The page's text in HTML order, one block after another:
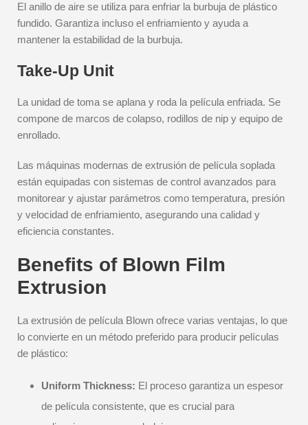
El anillo de aire se utiliza para enfriar la burbuja de plástico
fundido. Garantiza incluso el enfriamiento y ayuda a
mantener la estabilidad de la burbuja.
Take-Up Unit
La unidad de toma se aplana y roda la película enfriada. Se
compone de marcos de colapso, rodillos de nip y equipo de
enrollado.
Las máquinas modernas de extrusión de película soplada
están equipadas con sistemas de control avanzados para
monitorear y ajustar parámetros como temperatura, presión
y velocidad de enfriamiento, asegurando una calidad y
eficiencia constantes.
Benefits of Blown Film
Extrusion
La extrusión de película Blown ofrece varias ventajas, lo que
lo convierte en un método preferido para producir películas
de plástico:
Uniform Thickness: El proceso garantiza un espesor
de película consistente, que es crucial para